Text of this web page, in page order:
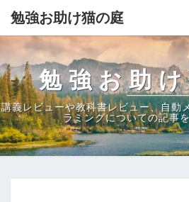
勉強お助け猫の庭
勉強お助
講義レビューや教科書レビュー、自動
ラミングについての記事